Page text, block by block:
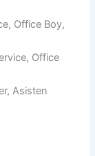
Office Boy,
Office
Asisten